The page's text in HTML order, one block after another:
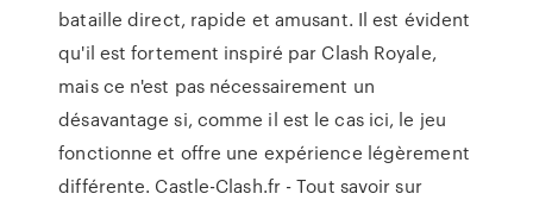
bataille direct, rapide et amusant. Il est évident
qu'il est fortement inspiré par Clash Royale,
mais ce n'est pas nécessairement un
désavantage si, comme il est le cas ici, le jeu
fonctionne et offre une expérience légèrement
différente. Castle-Clash.fr - Tout savoir sur